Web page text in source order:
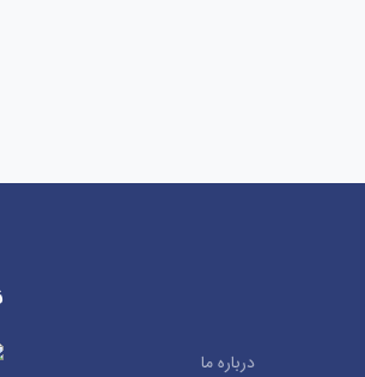
درباره ما